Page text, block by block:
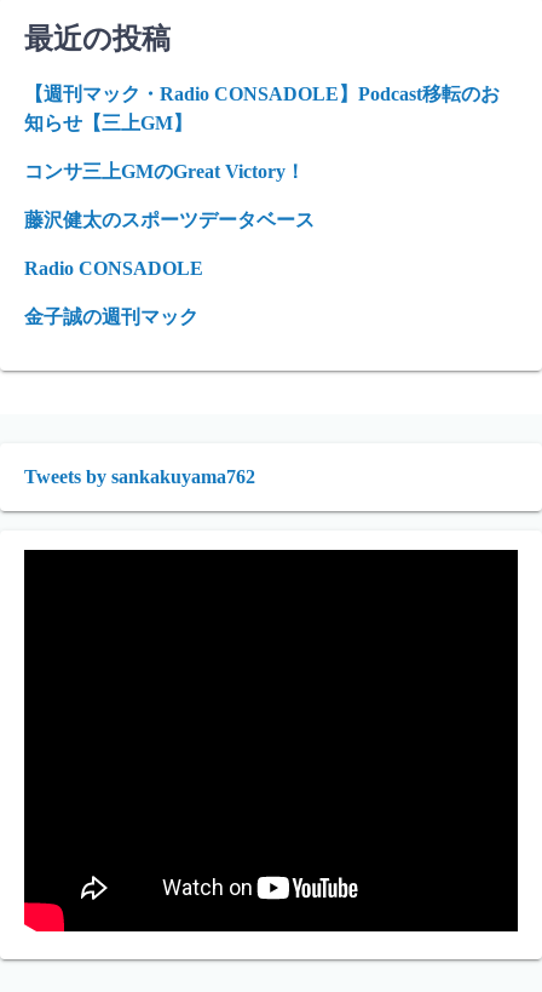
最近の投稿
【週刊マック・Radio CONSADOLE】Podcast移転のお
知らせ【三上GM】
コンサ三上GMのGreat Victory！
藤沢健太のスポーツデータベース
Radio CONSADOLE
金子誠の週刊マック
Tweets by sankakuyama762